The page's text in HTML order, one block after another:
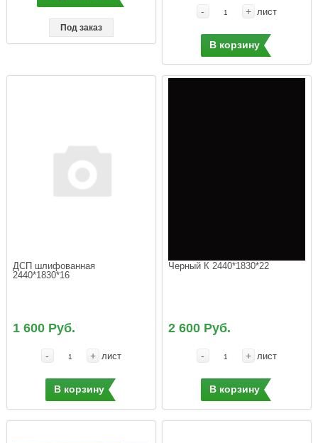
Под заказ
- + лист
В корзину
ДСП шлифованная
2440*1830*16
1 600 Руб.
- + лист
В корзину
Черный К 2440*1830*22
2 600 Руб.
- + лист
В корзину